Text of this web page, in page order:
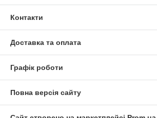
Контакти
Доставка та оплата
Графік роботи
Повна версія сайту